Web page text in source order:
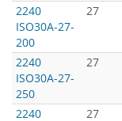
2240
ISO30A-27-
200
27
2240
ISO30A-27-
250
27
2240
27